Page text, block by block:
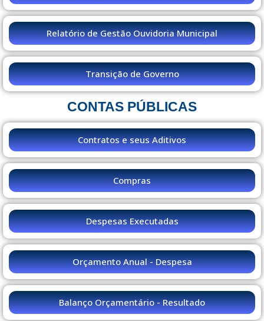
Relatório de Gestão Ouvidoria Municipal
Transição de Governo
CONTAS PÚBLICAS
Contratos e seus Aditivos
Compras
Despesas Executadas
Orçamento Anual - Despesa
Balanço Orçamentário - Resultado